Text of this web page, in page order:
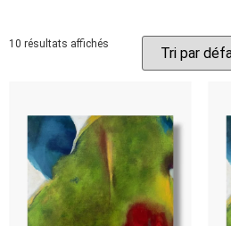
10 résultats affichés